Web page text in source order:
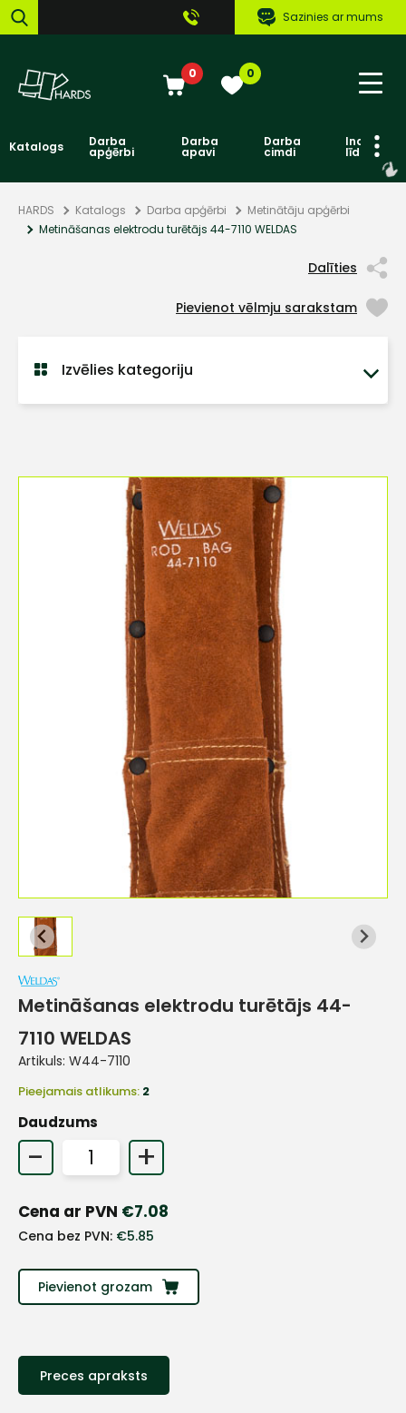
Sazinies ar mums
0 0
Katalogs Darba
apģērbi
Darba
apavi
Darba
cimdi līdzekļi
HARDS Katalogs Darba apģērbi
Metinātāju apģērbi
Metināšanas elektrodu turētājs 44-7110 WELDAS
Dalīties
Pievienot vēlmju sarakstam
Izvēlies kategoriju
Metināšanas elektrodu turētājs 44-
7110 WELDAS
Artikuls: W44-7110
Pieejamais atlikums: 2
Daudzums
- +
Cena ar PVN €7.08
Cena bez PVN: €5.85
Pievienot grozam
Preces apraksts
+